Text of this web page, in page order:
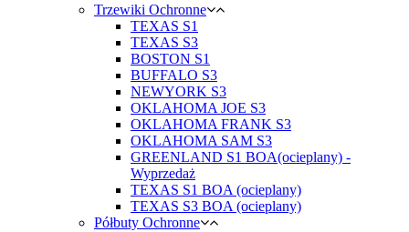
Trzewiki Ochronne
TEXAS S1
TEXAS S3
BOSTON S1
BUFFALO S3
NEWYORK S3
OKLAHOMA JOE S3
OKLAHOMA FRANK S3
OKLAHOMA SAM S3
GREENLAND S1 BOA(ocieplany) -
Wyprzedaż
TEXAS S1 BOA (ocieplany)
TEXAS S3 BOA (ocieplany)
Półbuty Ochronne